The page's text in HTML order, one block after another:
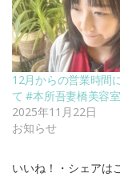
12月からの営業時間
て #本所吾妻橋美容
2025年11月22日
お知らせ
いいね！・シェアは